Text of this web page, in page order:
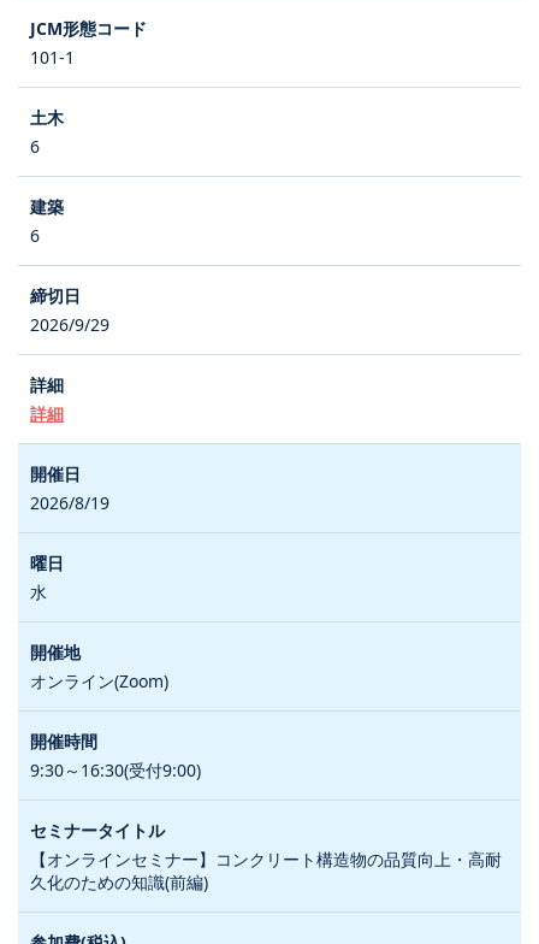
101-1
6
6
2026/9/29
詳細
2026/8/19
水
オンライン(Zoom)
9:30～16:30(受付9:00)
【オンラインセミナー】コンクリート構造物の品質向上・高耐
久化のための知識(前編)